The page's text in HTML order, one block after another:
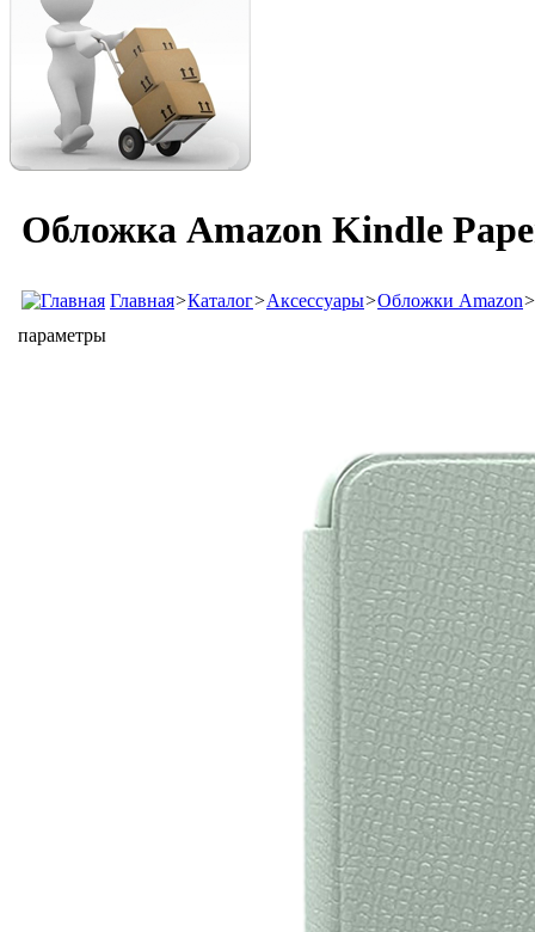
Обложка Amazon Kindle
Главная>Каталог>Аксессуары>Обложки Amazon>
параметры